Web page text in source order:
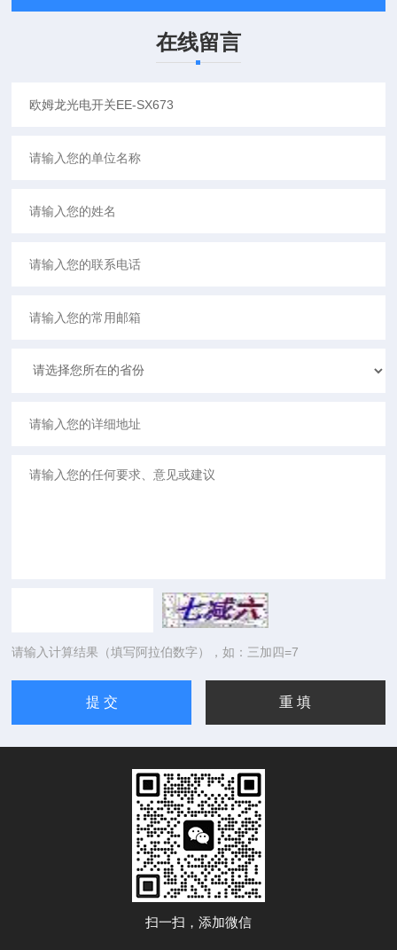
在线留言
请输入计算结果（填写阿拉伯数字），如：三加四=7
扫一扫，添加微信